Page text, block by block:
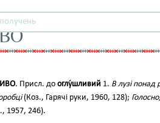
. Присл. до оглу́шливий 1. В лузі понад
(Коз., Гарячі руки, 1960, 128);
1957, 246).